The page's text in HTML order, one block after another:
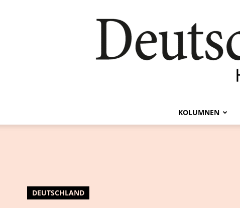
KOLUMNEN
DEUTSCHLAND